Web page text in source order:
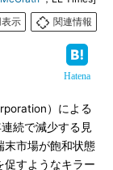
示
関連情報
Hatena
）による
続で減少する見
末市場が飽和状態
促すようなキラー